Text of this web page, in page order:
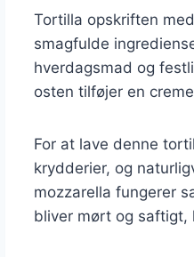
Tortilla opskriften
smagfulde
hverdagsmad og
osten tilføjer en
For at lave denne
krydderier, og
mozzarella fungerer
bliver mørt og saftigt,